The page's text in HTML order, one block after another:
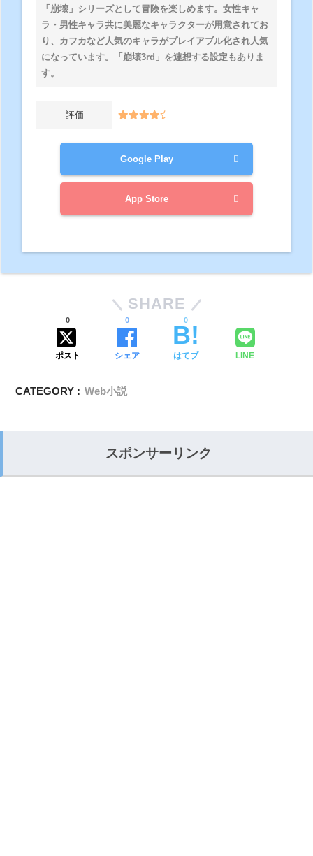
「崩壊」シリーズとして冒険を楽しめます。女性キャ
ラ・男性キャラ共に美麗なキャラクターが用意されてお
り、カフカなど人気のキャラがプレイアブル化され人気
になっています。「崩壊3rd」を連想する設定もありま
す。
評価
Google Play
App Store
SHARE
ポスト
0
シェア
0
はてブ
0
LINE
CATEGORY : Web小説
スポンサーリンク